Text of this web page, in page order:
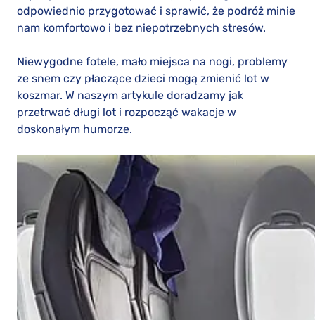
odpowiednio przygotować i sprawić, że podróż minie
nam komfortowo i bez niepotrzebnych stresów.
Niewygodne fotele, mało miejsca na nogi, problemy
ze snem czy płaczące dzieci mogą zmienić lot w
koszmar. W naszym artykule doradzamy jak
przetrwać długi lot i rozpocząć wakacje w
doskonałym humorze.